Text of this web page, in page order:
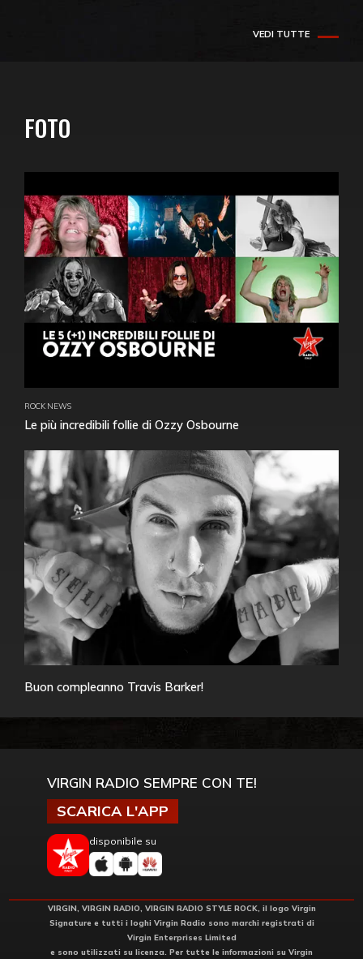
VEDI TUTTE
FOTO
ROCK NEWS
Le più incredibili follie di Ozzy Osbourne
Buon compleanno Travis Barker!
VIRGIN RADIO SEMPRE CON TE!
SCARICA L'APP
disponibile su
VIRGIN, VIRGIN RADIO, VIRGIN RADIO STYLE ROCK, il logo Virgin
Signature e tutti i loghi Virgin Radio sono marchi registrati di
Virgin Enterprises Limited
e sono utilizzati su licenza. Per tutte le informazioni su Virgin